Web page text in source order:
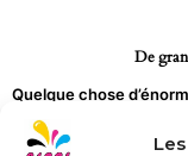
De
Quelque chose